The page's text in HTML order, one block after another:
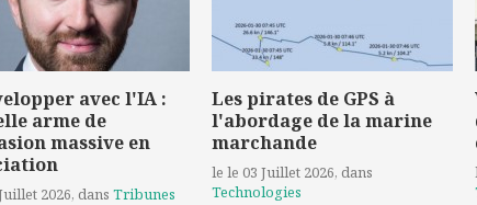
avec l'IA :
arme de
massive en
2026, dans Tribunes
Les pirates de GPS à
l'abordage de la marine
marchande
le le 03 Juillet 2026, dans
Technologies